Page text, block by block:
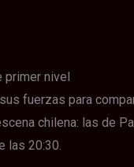
primer nivel
fuerzas para
chilena: las de
las 20:30.